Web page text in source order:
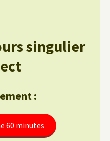
singulier
:
60 minutes